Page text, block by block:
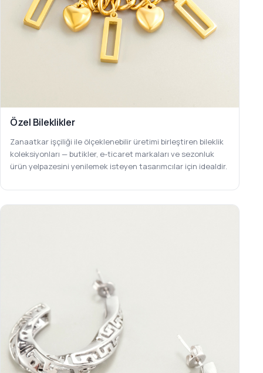
Özel Bileklikler
Zanaatkar işçiliği ile ölçeklenebilir üretimi birleştiren bileklik
koleksiyonları — butikler, e-ticaret markaları ve sezonluk
ürün yelpazesini yenilemek isteyen tasarımcılar için idealdir.